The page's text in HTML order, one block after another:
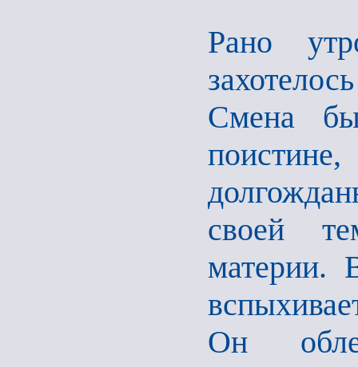
Рано
Смена
своей
материи.
Он